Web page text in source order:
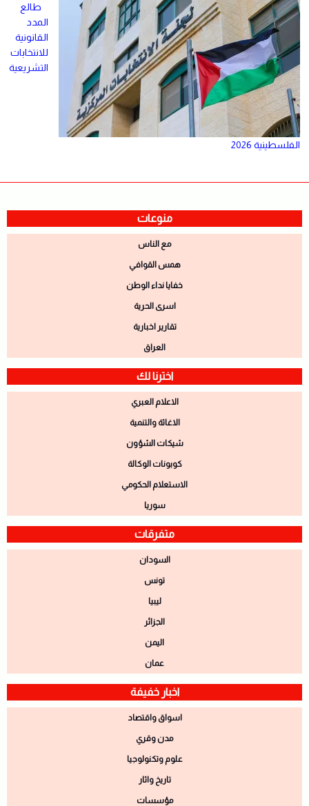
طالع
المدد
القانونية
للانتخابات
التشريعية
الفلسطينية 2026
منوعات
مع الناس
همس القوافي
خفايا نداء الوطن
اسرى الحرية
تقارير اخبارية
العراق
اخترنا لك
الاعلام العبري
الاغاثة والتنمية
شيكات الشؤون
كوبونات الوكالة
الاستعلام الحكومي
سوريا
متفرقات
السودان
تونس
ليبيا
الجزائر
اليمن
عمان
اخبار خفيفة
اسواق واقتصاد
مدن وقري
علوم وتكنولوجيا
تاريخ واثار
مؤسسات